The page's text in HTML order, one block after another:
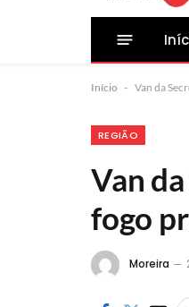
Início - Van da
REGIÃO
Van
fogo
Moreira